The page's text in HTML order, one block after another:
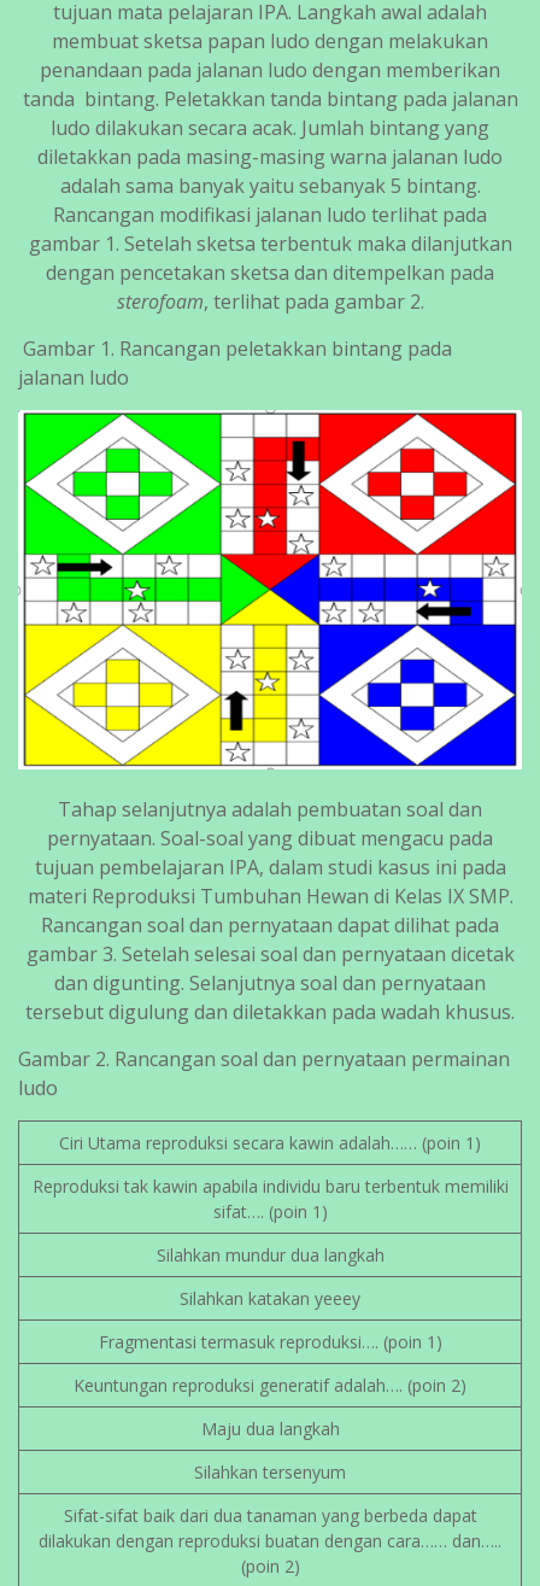
tujuan mata pelajaran IPA. Langkah awal adalah
membuat sketsa papan ludo dengan melakukan
penandaan pada jalanan ludo dengan memberikan
tanda bintang. Peletakkan tanda bintang pada jalanan
ludo dilakukan secara acak. Jumlah bintang yang
diletakkan pada masing-masing warna jalanan ludo
adalah sama banyak yaitu sebanyak 5 bintang.
Rancangan modifikasi jalanan ludo terlihat pada
gambar 1. Setelah sketsa terbentuk maka dilanjutkan
dengan pencetakan sketsa dan ditempelkan pada
sterofoam, terlihat pada gambar 2.
Gambar 1. Rancangan peletakkan bintang pada
jalanan ludo
Tahap selanjutnya adalah pembuatan soal dan
pernyataan. Soal-soal yang dibuat mengacu pada
tujuan pembelajaran IPA, dalam studi kasus ini pada
materi Reproduksi Tumbuhan Hewan di Kelas IX SMP.
Rancangan soal dan pernyataan dapat dilihat pada
gambar 3. Setelah selesai soal dan pernyataan dicetak
dan digunting. Selanjutnya soal dan pernyataan
tersebut digulung dan diletakkan pada wadah khusus.
Gambar 2. Rancangan soal dan pernyataan permainan
ludo
Ciri Utama reproduksi secara kawin adalah…… (poin 1)
Reproduksi tak kawin apabila individu baru terbentuk memiliki
sifat…. (poin 1)
Silahkan mundur dua langkah
Silahkan katakan yeeey
Fragmentasi termasuk reproduksi…. (poin 1)
Keuntungan reproduksi generatif adalah…. (poin 2)
Maju dua langkah
Silahkan tersenyum
Sifat-sifat baik dari dua tanaman yang berbeda dapat
dilakukan dengan reproduksi buatan dengan cara…… dan…..
(poin 2)